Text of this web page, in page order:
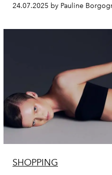
24.07.2025 by Pauline
SHOPPING